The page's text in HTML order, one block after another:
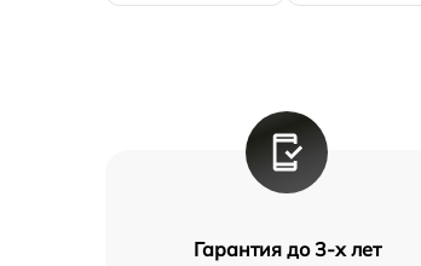
Гарантия до 3-х лет